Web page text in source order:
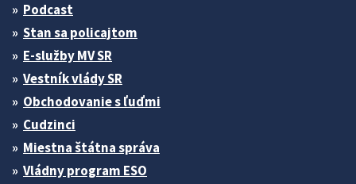
Podcast
Stan sa policajtom
E-služby MV SR
Vestník vlády SR
Obchodovanie s ľuďmi
Cudzinci
Miestna štátna správa
Vládny program ESO